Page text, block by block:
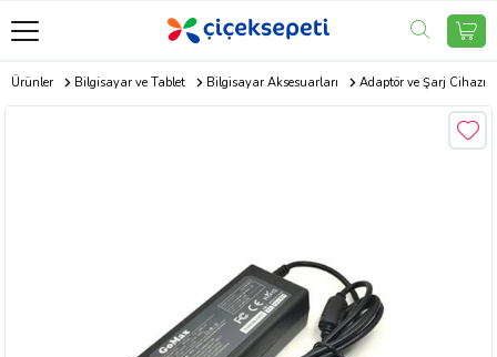
Ürünler Bilgisayar ve Tablet Bilgisayar Aksesuarları Adaptör ve Şarj Cihazı